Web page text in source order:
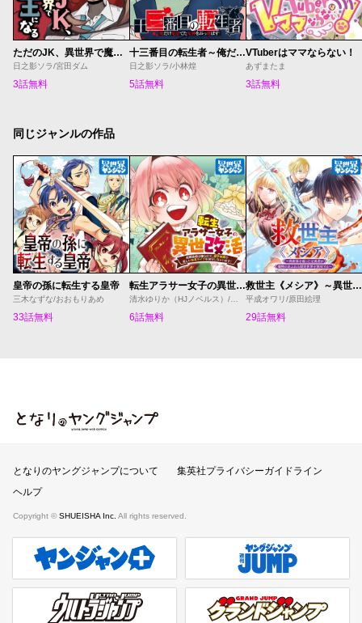
ただのJK、異世界で魔王になる
日之影ソラ/宮田ダム
3話無料
十三番目の転生者～俺だけ見捨てた女神をぶっ飛ばす！～
日之影ソラ/小林煌
5話無料
VTuberはママならない！
あずまたま
3話無料
同じジャンルの作品
皇帝の孫に転生する皇帝
三木なずな/おおもりあめ
33話無料
転生アラサー女子の異世改活 政略結婚は嫌なので、雑学知識で楽しい改革ライフを決行しちゃいます！
6話無料
救世主《メシア》～異世界を救った元勇者が魔物のあふれる現実世界を無双する～
平成オワリ/原田絵理
29話無料
となりのヤングジャンプ
となりのヤングジャンプについて
集英社プライバシーガイドライン
ヘルプ
Copyright © SHUEISHA Inc. All rights reserved.
ヤンジャンプラス 週刊ヤングジャンプ公式サイト
ウルトラジャンプ グランドジャンプ